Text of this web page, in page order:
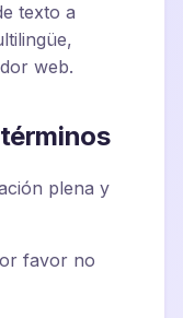
texto a
web.
plena y
favor no